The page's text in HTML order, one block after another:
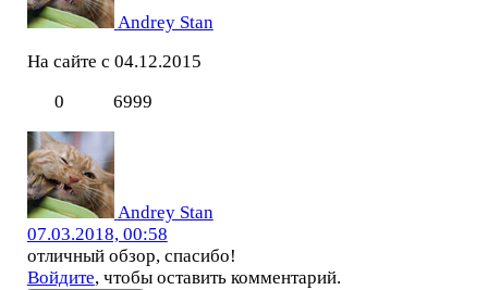
Andrey Stan
На сайте с 04.12.2015
0
6999
Andrey Stan
07.03.2018, 00:58
отличный обзор, спасибо!
Войдите, чтобы оставить комментарий.